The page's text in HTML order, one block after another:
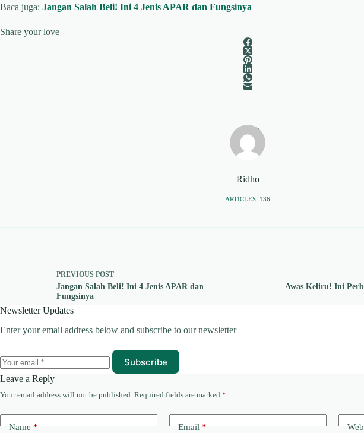
Baca juga: Jangan Salah Beli! Ini 4 Jenis APAR dan Fungsinya
Share your love
Ridho
ARTICLES: 136
PREVIOUS POST
Jangan Salah Beli! Ini 4 Jenis APAR dan
Fungsinya
Awas Keliru! Ini
Newsletter Updates
Enter your email address below and subscribe to our newsletter
Subscribe
Leave a Reply
Your email address will not be published. Required fields are marked *
Name* Email*